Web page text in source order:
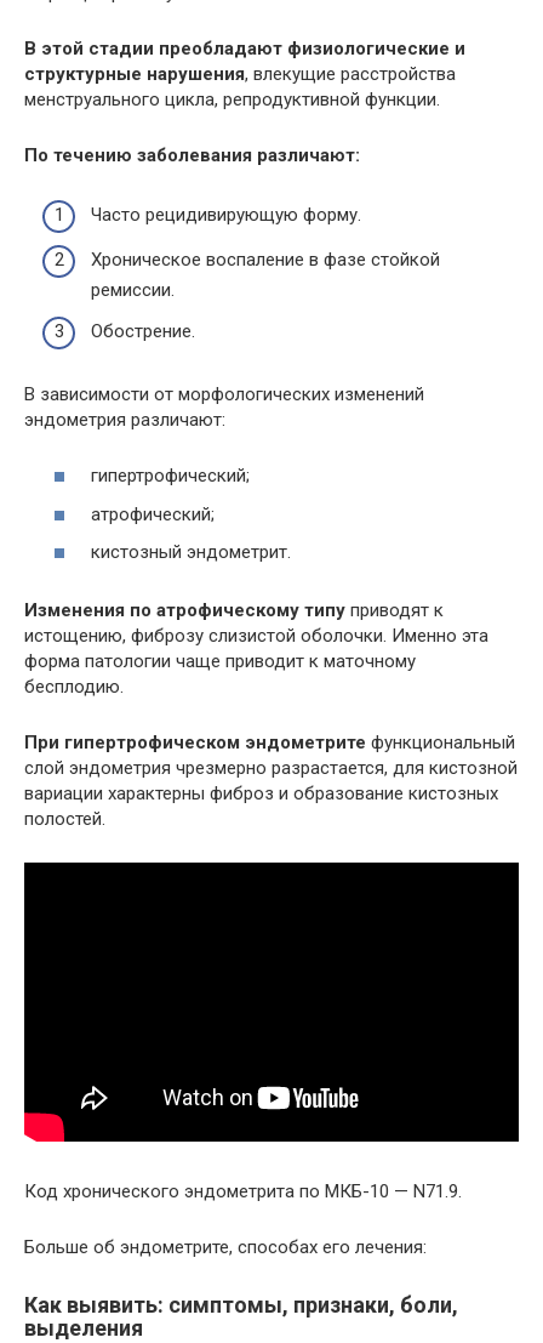
В этой стадии преобладают физиологические и
структурные нарушения, влекущие расстройства
менструального цикла, репродуктивной функции.
По течению заболевания различают:
Часто рецидивирующую форму.
Хроническое воспаление в фазе стойкой
ремиссии.
Обострение.
В зависимости от морфологических изменений
эндометрия различают:
гипертрофический;
атрофический;
кистозный эндометрит.
Изменения по атрофическому типу приводят к
истощению, фиброзу слизистой оболочки. Именно эта
форма патологии чаще приводит к маточному
бесплодию.
При гипертрофическом эндометрите функциональный
слой эндометрия чрезмерно разрастается, для кистозной
вариации характерны фиброз и образование кистозных
полостей.
Код хронического эндометрита по МКБ-10 — N71.9.
Больше об эндометрите, способах его лечения:
Как выявить: симптомы, признаки, боли,
выделения